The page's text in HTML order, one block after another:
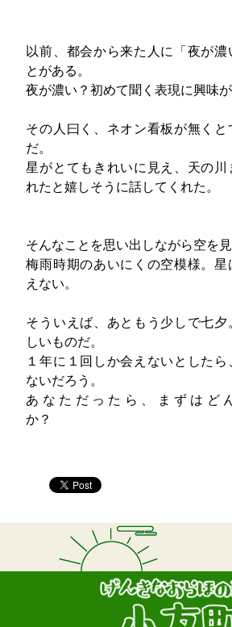
以前、都会から来た人に「夜が濃
とがある。
夜が濃い？初めて聞く表現に興味が
その人曰く、ネオン看板が無くと
だ。
星がとてもきれいに見え、天の川
れたと嬉しそうに話してくれた。
そんなことを思い出しながら空を見
梅雨時期のあいにくの空模様。星
えない。
そういえば、あともう少しで七夕
しいものだ。
１年に１回しか会えないとしたら
ないだろう。
あなただったら、まずはど
か？